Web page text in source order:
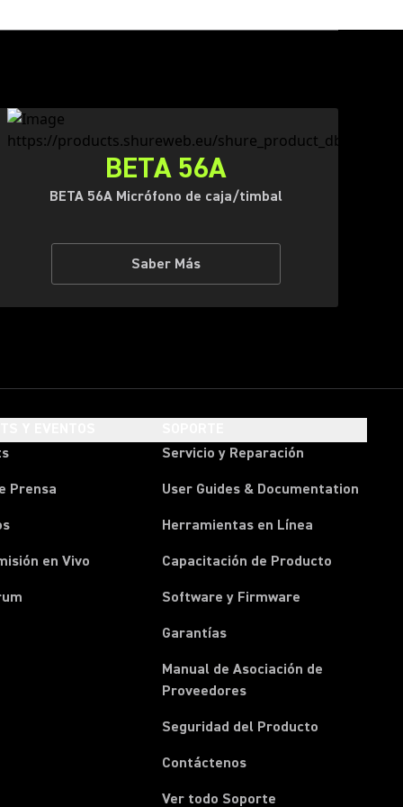
BETA 56A
BETA 56A Micrófono de caja/timbal
Saber Más
Prensa
en Vivo
Servicio y Reparación
User Guides & Documentation
Herramientas en Línea
Capacitación de Producto
Software y Firmware
Garantías
Manual de Asociación de
Proveedores(Opens in a new tab)
Seguridad del Producto
Contáctenos(Opens in a new tab)
Ver todo Soporte